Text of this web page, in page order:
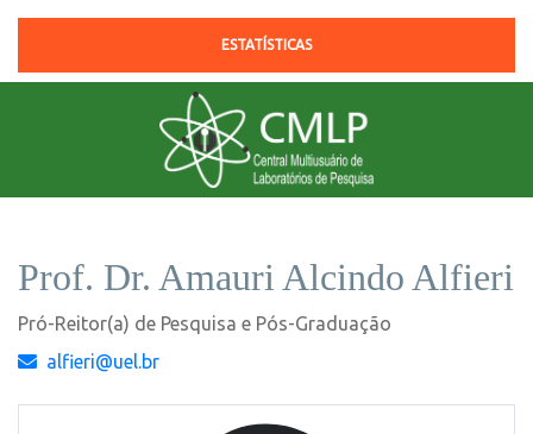
ESTATÍSTICAS
Prof. Dr. Amauri Alcindo Alfieri
Pró-Reitor(a) de Pesquisa e Pós-Graduação
alfieri@uel.br